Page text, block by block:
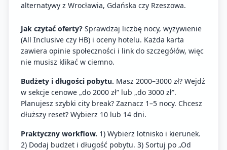
alternatywy z Wrocławia, Gdańska czy Rzeszowa.
Jak czytać oferty? Sprawdzaj liczbę nocy, wyżywienie
(All Inclusive czy HB) i oceny hotelu. Każda karta
zawiera opinie społeczności i link do szczegółów, więc
nie musisz klikać w ciemno.
Budżety i długości pobytu. Masz 2000–3000 zł? Wejdź
w sekcje cenowe „do 2000 zł” lub „do 3000 zł”.
Planujesz szybki city break? Zaznacz 1–5 nocy. Chcesz
dłuższy reset? Wybierz 10 lub 14 dni.
Praktyczny workflow. 1) Wybierz lotnisko i kierunek.
2) Dodaj budżet i długość pobytu. 3) Sortuj po „Od